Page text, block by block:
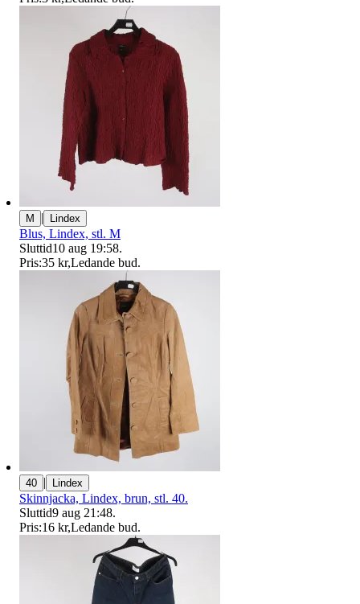
M | Lindex
Blus, Lindex, stl. M
Sluttid10 aug 19:58.
Pris:35 kr,Ledande bud.
40 | Lindex
Skinnjacka, Lindex, brun, stl. 40.
Sluttid9 aug 21:48.
Pris:16 kr,Ledande bud.